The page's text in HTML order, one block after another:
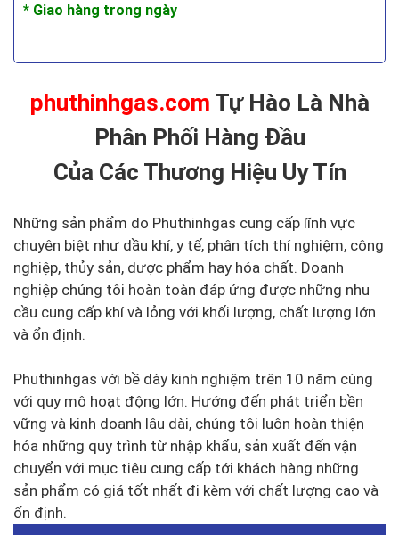
* Giao hàng trong ngày
phuthinhgas.com Tự Hào Là Nhà
Phân Phối Hàng Đầu
Của Các Thương Hiệu Uy Tín
Những sản phẩm do Phuthinhgas cung cấp lĩnh vực
chuyên biệt như dầu khí, y tế, phân tích thí nghiệm, công
nghiệp, thủy sản, dược phẩm hay hóa chất. Doanh
nghiệp chúng tôi hoàn toàn đáp ứng được những nhu
cầu cung cấp khí và lỏng với khối lượng, chất lượng lớn
và ổn định.
Phuthinhgas với bề dày kinh nghiệm trên 10 năm cùng
với quy mô hoạt động lớn. Hướng đến phát triển bền
vững và kinh doanh lâu dài, chúng tôi luôn hoàn thiện
hóa những quy trình từ nhập khẩu, sản xuất đến vận
chuyển với mục tiêu cung cấp tới khách hàng những
sản phẩm có giá tốt nhất đi kèm với chất lượng cao và
ổn định.